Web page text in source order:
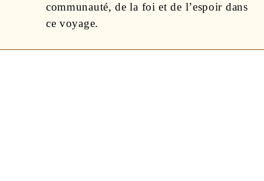
communauté, de la foi et de l’espoir dans
ce voyage.